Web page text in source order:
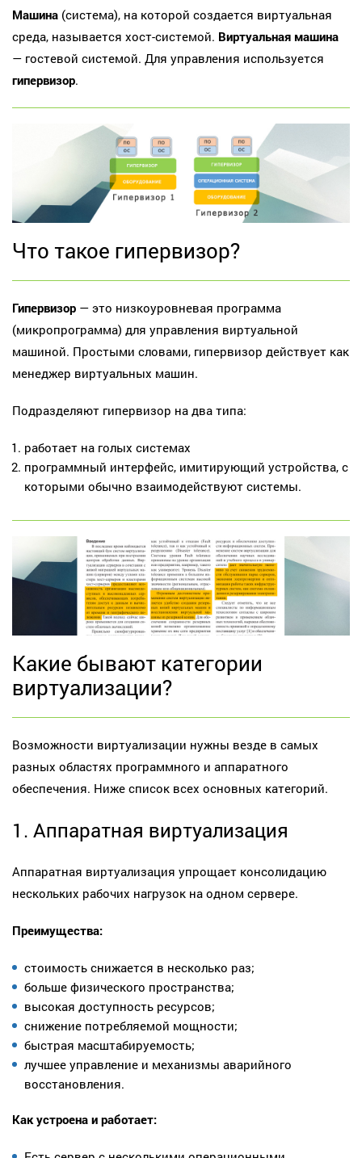
Машина (система), на которой создается виртуальная
среда, называется хост-системой. Виртуальная машина
— гостевой системой. Для управления используется
гипервизор.
Что такое гипервизор?
Гипервизор — это низкоуровневая программа
(микропрограмма) для управления виртуальной
машиной. Простыми словами, гипервизор действует как
менеджер виртуальных машин.
Подразделяют гипервизор на два типа:
работает на голых системах
программный интерфейс, имитирующий устройства, с
которыми обычно взаимодействуют системы.
Какие бывают категории
виртуализации?
Возможности виртуализации нужны везде в самых
разных областях программного и аппаратного
обеспечения. Ниже список всех основных категорий.
1. Аппаратная виртуализация
Аппаратная виртуализация упрощает консолидацию
нескольких рабочих нагрузок на одном сервере.
Преимущества:
стоимость снижается в несколько раз;
больше физического пространства;
высокая доступность ресурсов;
снижение потребляемой мощности;
быстрая масштабируемость;
лучшее управление и механизмы аварийного
восстановления.
Как устроена и работает: